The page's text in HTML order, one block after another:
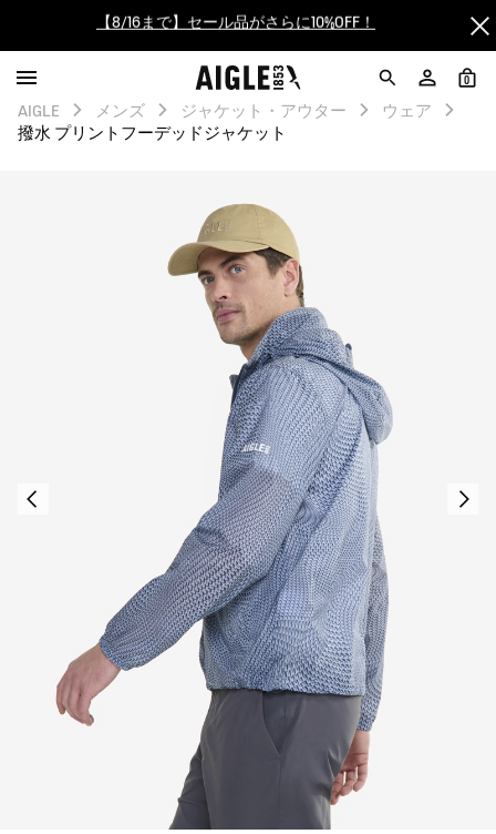
【最大50%OFF】FINAL SALEがスタート！
ログイン/会員登録で送料＆返品無料
AIGLE CLUB ポイントサービス終了のお知らせ
【最大50%OFF】FINAL SALEがスタート！
ログイン/会員登録で送料＆返品無料
AIGLE CLUB ポイントサービス終了のお知らせ
0
AIGLE メンズ ジャケット・アウター
ウェア
撥水 プリントフーデッドジャケット